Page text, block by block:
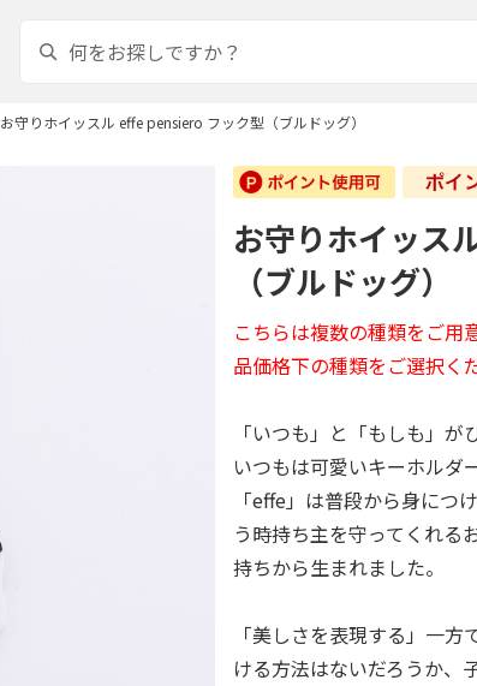
お守りホイッスル effe pensiero フック型（ブルドッグ）
お守りホイッス
（ブルドッグ）
こちらは複数の種類をご用
品価格下の種類をご選択く
「いつも」と「もしも」
いつもは可愛いキーホルダ
「effe」は普段から身につ
う時持ち主を守ってくれる
持ちから生まれました。
「美しさを表現する」一
ける方法はないだろうか、